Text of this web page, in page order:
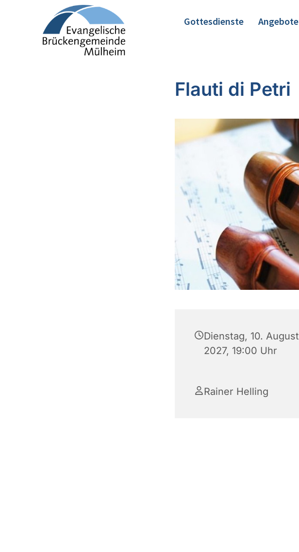
Gottesdienste Angebote
Flauti di Petri
Dienstag, 10. August
2027, 19:00 Uhr
Rainer Helling